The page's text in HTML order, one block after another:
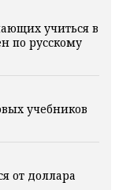
учиться в
по русскому
учебников
от доллара